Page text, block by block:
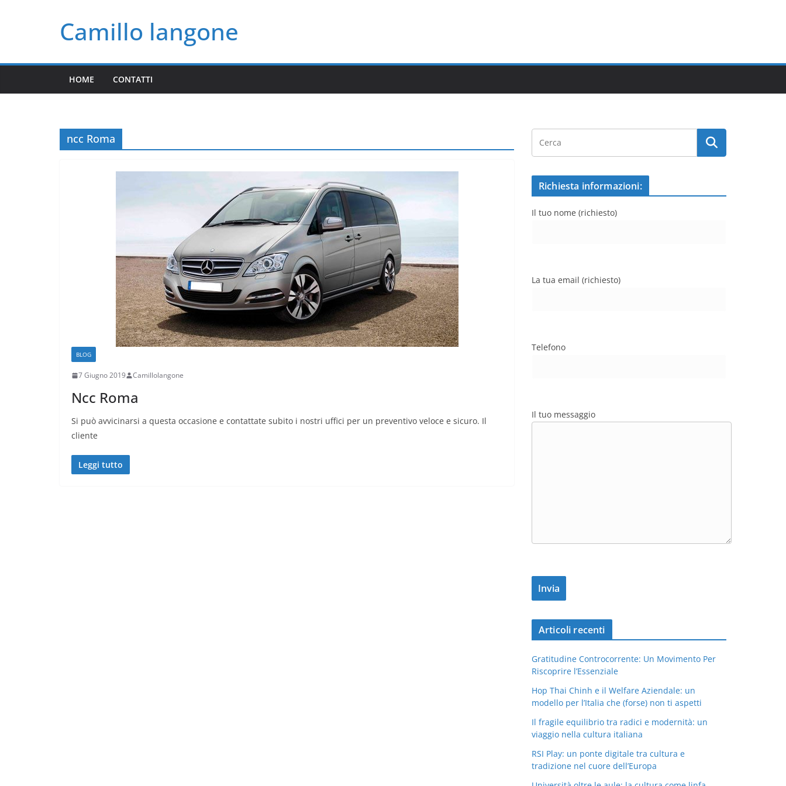
Camillo langone
HOME CONTATTI
ncc Roma
BLOG
7 Giugno 2019 Camillolangone
Ncc Roma
Si può avvicinarsi a questa occasione e contattate subito i nostri uffici per un preventivo veloce e sicuro. Il
cliente
Leggi tutto
Richiesta informazioni:
Il tuo nome (richiesto)
La tua email (richiesto)
Telefono
Il tuo messaggio
Articoli recenti
Gratitudine Controcorrente: Un Movimento Per
Riscoprire l’Essenziale
Hop Thai Chinh e il Welfare Aziendale: un
modello per l’Italia che (forse) non ti aspetti
Il fragile equilibrio tra radici e modernità: un
viaggio nella cultura italiana
RSI Play: un ponte digitale tra cultura e
tradizione nel cuore dell’Europa